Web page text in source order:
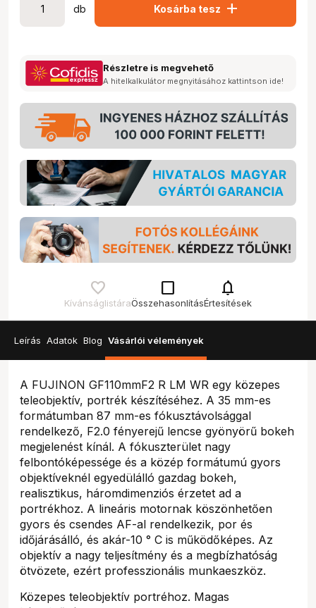
db Kosárba tesz add
Részletre is megvehető
A hitelkalkulátor megnyitásához kattintson ide!
Kívánságlistára
check_box_outline_blank
Összehasonlítás
notifications
Értesítések
Leírás Adatok Blog Vásárlói vélemények
A FUJINON GF110mmF2 R LM WR egy közepes
teleobjektív, portrék készítéséhez. A 35 mm-es
formátumban 87 mm-es fókusztávolsággal
rendelkező, F2.0 fényerejű lencse gyönyörű bokeh
megjelenést kínál. A fókuszterület nagy
felbontóképessége és a közép formátumú gyors
objektíveknél egyedülálló gazdag bokeh,
realisztikus, háromdimenziós érzetet ad a
portrékhoz. A lineáris motornak köszönhetően
gyors és csendes AF-al rendelkezik, por és
időjárásálló, és akár-10 ° C is működőképes. Az
objektív a nagy teljesítmény és a megbízhatóság
ötvözete, ezért professzionális munkaeszköz.
Közepes teleobjektív portréhoz. Magas